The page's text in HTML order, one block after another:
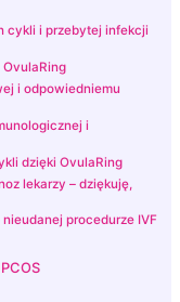
cykli i przebytej infekcji
OvulaRing
i odpowiedniemu
i
dzięki OvulaRing
lekarzy – dziękuję,
procedurze IVF